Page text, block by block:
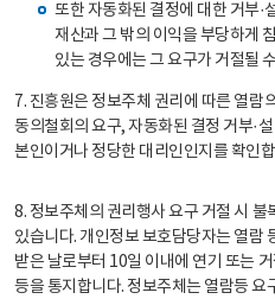
또한 자동화된 결정에 대한 거부·
재산과 그 밖의 이익을 부당하게
있는 경우에는 그 요구가 거절될
7. 진흥원은 정보주체 권리에 따른 열람
동의철회의 요구, 자동화된 결정 거부·
본인이거나 정당한 대리인인지를 확인
8. 정보주체의 권리행사 요구 거절 시 불
있습니다. 개인정보 보호담당자는 열람
받은 날로부터 10일 이내에 연기 또는
등을 통지합니다. 정보주체는 열람등 요